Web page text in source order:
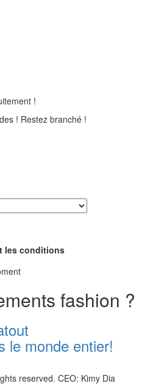
!
! Restez branché !
les conditions
fashion ?
le monde entier!
reserved. CEO: Kimy Dia